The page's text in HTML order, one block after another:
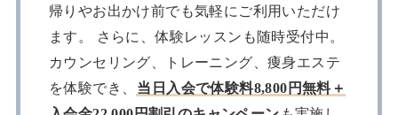
帰りやお出かけ前でも気軽にご利用いただけ
ます。 さらに、体験レッスンも随時受付中。
カウンセリング、トレーニング、痩身エステ
を体験でき、 当日入会で体験料8,800円無料＋